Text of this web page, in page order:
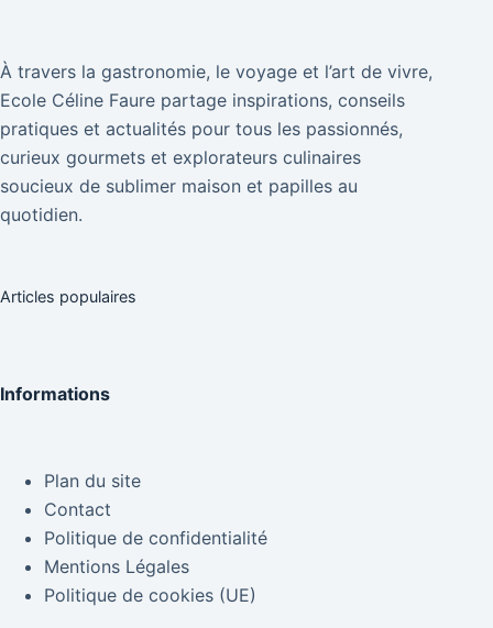
À travers la gastronomie, le voyage et l’art de vivre,
Ecole Céline Faure partage inspirations, conseils
pratiques et actualités pour tous les passionnés,
curieux gourmets et explorateurs culinaires
soucieux de sublimer maison et papilles au
quotidien.
Articles populaires
Informations
Plan du site
Contact
Politique de confidentialité
Mentions Légales
Politique de cookies (UE)